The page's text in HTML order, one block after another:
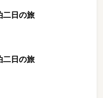
二日の旅
二日の旅